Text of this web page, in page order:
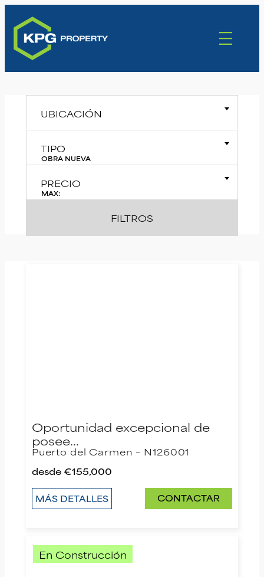
UBICACIÓN
TIPO
OBRA NUEVA
PRECIO
MAX:
FILTROS
Oportunidad excepcional de
posee…
Puerto del Carmen – N126001
desde€155,000
MÁS DETALLES CONTACTAR
En Construcción